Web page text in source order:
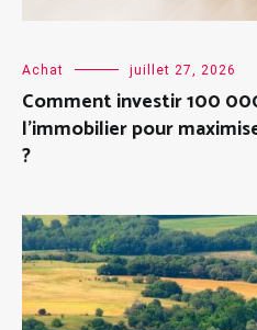
Achat juillet 27, 2026
Comment investir 100
l’immobilier pour
?